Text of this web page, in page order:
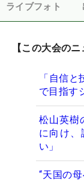
ライブフォト
【この大会のニ
「自信
で目指す
松山英樹
に向け、
い」
“天国の